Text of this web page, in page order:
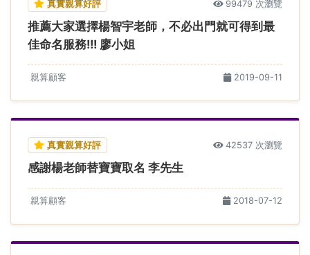
真實親算好評 99479 次瀏覽
推薦大家選擇楊智宇老師，不必出門就可得到最
佳命名服務!!! 廖小姐
親算顧客 2019-09-11
真實親算好評 42537 次瀏覽
感謝楊老師替寶寶取名 李先生
親算顧客 2018-07-12